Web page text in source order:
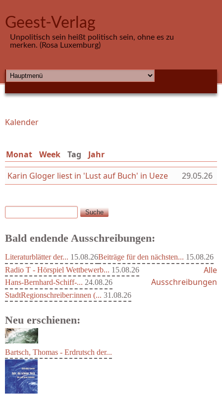
Geest-Verlag
Unpolitisch sein heißt politisch sein, ohne es zu
merken. (Rosa Luxemburg)
HAUPTMENÜ
Sie sind hier
Kalender
Monat Week Tag (aktiver Reiter)
Jahr
Karin Gloger liest in 'Lust auf Buch' in Ueze
29.05.26
Suchformular
Suche
Bald endende Ausschreibungen:
Literaturblätter der... 15.08.26Beiträge für den nächsten... 15.08.26
Radio T - Hörspiel Wettbewerb... 15.08.26
Hans-Bernhard-Schiff-... 24.08.26
StadtRegionschreiber:innen (... 31.08.26
Alle
Ausschreibungen
Neu erschienen:
Bartsch, Thomas - Erdrutsch der...